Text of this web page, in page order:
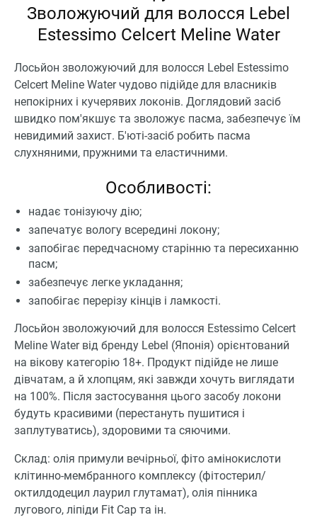
Зволожуючий для волосся Lebel
Estessimo Celcert Meline Water
Лосьйон зволожуючий для волосся Lebel Estessimo
Celcert Meline Water чудово підійде для власників
непокірних і кучерявих локонів. Доглядовий засіб
швидко пом'якшує та зволожує пасма, забезпечує їм
невидимий захист. Б'юті-засіб робить пасма
слухняними, пружними та еластичними.
Особливості:
надає тонізуючу дію;
запечатує вологу всередині локону;
запобігає передчасному старінню та пересиханню
пасм;
забезпечує легке укладання;
запобігає перерізу кінців і ламкості.
Лосьйон зволожуючий для волосся Estessimo Celcert
Meline Water від бренду Lebel (Японія) орієнтований
на вікову категорію 18+. Продукт підійде не лише
дівчатам, а й хлопцям, які завжди хочуть виглядати
на 100%. Після застосування цього засобу локони
будуть красивими (перестануть пушитися і
заплутуватись), здоровими та сяючими.
Склад: олія примули вечірньої, фіто амінокислоти
клітинно-мембранного комплексу (фітостерил/
октилдодецил лаурил глутамат), олія пінника
лугового, ліпіди Fit Cap та ін.